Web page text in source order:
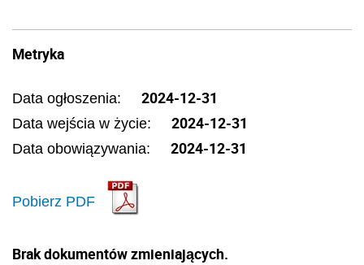
Metryka
Data ogłoszenia: 2024-12-31
Data wejścia w życie: 2024-12-31
Data obowiązywania: 2024-12-31
Pobierz PDF
Brak dokumentów zmieniających.